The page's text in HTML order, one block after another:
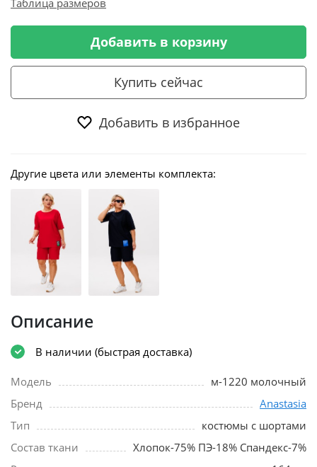
Добавить в корзину
Купить сейчас
Добавить в избранное
Другие цвета или элементы комплекта:
Описание
В наличии (быстрая доставка)
Модель
м-1220 молочный
Бренд
Anastasia
Тип
костюмы с шортами
Состав ткани
Хлопок-75% ПЭ-18% Спандекс-7%